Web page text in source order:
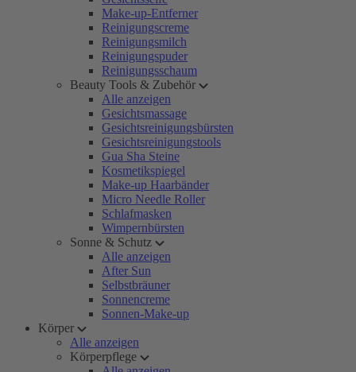
Make-up-Entferner
Reinigungscreme
Reinigungsmilch
Reinigungspuder
Reinigungsschaum
Beauty Tools & Zubehör
Alle anzeigen
Gesichtsmassage
Gesichtsreinigungsbürsten
Gesichtsreinigungstools
Gua Sha Steine
Kosmetikspiegel
Make-up Haarbänder
Micro Needle Roller
Schlafmasken
Wimpernbürsten
Sonne & Schutz
Alle anzeigen
After Sun
Selbstbräuner
Sonnencreme
Sonnen-Make-up
Körper
Alle anzeigen
Körperpflege